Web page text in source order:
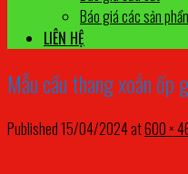
Báo giá các sản
LIÊN HỆ
Mẫu cầu thang xoắn ốp
Published15/04/2024at600 ×